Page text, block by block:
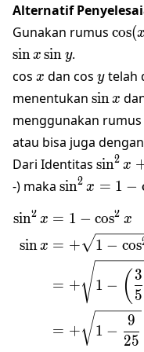
\sin
58^\circ
Alternatif
Gunakan rumus \cos
+
x
cos(x
sinx sin y.
cos x
x dan cos y
ytelah
menentukan \sin
x
sinx
menggunakan
atau bisa juga
Dari Identitas \sin^2
sin2 x
-) maka \sin^2
\cos^2x
sin2 x = 1 −
sin2 x
sinx
= 1 − cos2 x
= + 1 − cos
= + 1 − ( 5
3
= + 1 −
25
9